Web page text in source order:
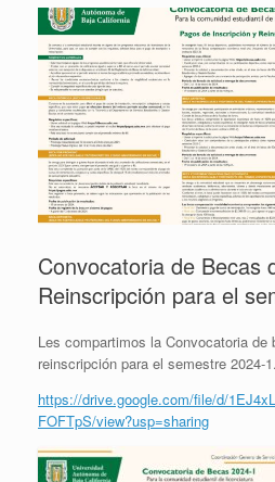
Convocatoria de Becas
Reinscripción para el
Les compartimos la Convocatoria
reinscripción para el semestre 2024-1.
https://drive.google.com/file/d/
FOFTpS/view?usp=sharing